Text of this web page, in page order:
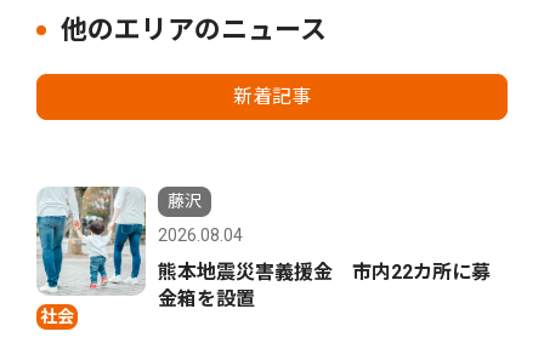
他のエリアのニュース
新着記事
社会
藤沢
2026.08.04
熊本地震災害義援金 市内22カ所に募
金箱を設置